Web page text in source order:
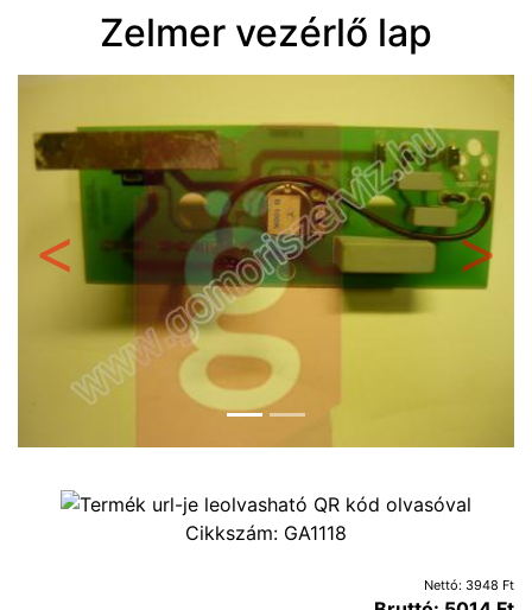
Zelmer vezérlő lap
Előző
Cikkszám: GA1118
Nettó: 3948 Ft